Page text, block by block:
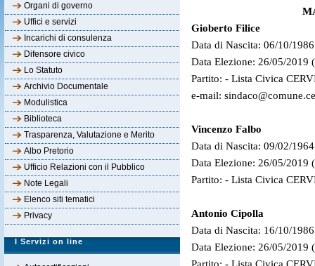
Organi di governo
Uffici e servizi
Incarichi di consulenza
Difensore civico
Lo Statuto
Archivio Documentale
Modulistica
Biblioteca
Trasparenza, Valutazione e Merito
Albo Pretorio
Ufficio Relazioni con il Pubblico
Note Legali
Elenco siti tematici
Privacy
I Servizi on line
Gioberto Filice
Data di Nascita: 06/10/
Data Elezione: 26/05/2019
Partito: - Lista Civica
e-mail:
Vincenzo Falbo
Data di Nascita: 09/02/
Data Elezione: 26/05/2019
Partito: - Lista Civica
Antonio Cipolla
Data di Nascita: 16/10/
Data Elezione: 26/05/2019
Partito: - Lista Civica